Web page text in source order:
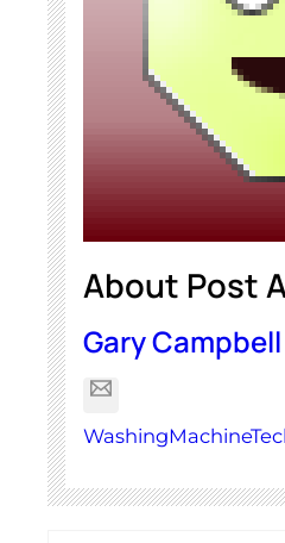
About Post
Gary Campbell